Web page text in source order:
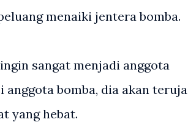
menaiki jentera bomba.
sangat menjadi anggota
bomba, dia akan teruja
yang hebat.